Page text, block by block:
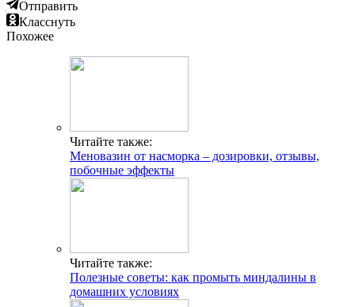
Отправить
Класснуть
Похожее
Читайте также:
Меновазин от насморка – дозировки, отзывы,
побочные эффекты
Читайте также:
Полезные советы: как промыть миндалины в
домашних условиях